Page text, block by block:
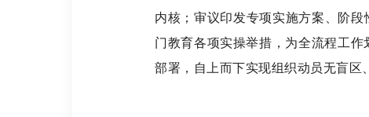
内核；审议印发专项实施方案、阶
门教育各项实操举措，为全流程工作
部署，自上而下实现组织动员无盲区